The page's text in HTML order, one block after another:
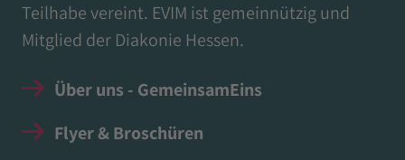
Teilhabe vereint. EVIM ist gemeinnützig und
Mitglied der Diakonie Hessen.
Über uns - GemeinsamEins
Flyer & Broschüren